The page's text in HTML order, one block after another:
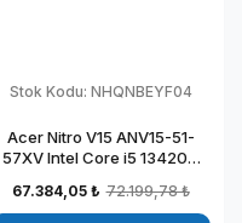
Stok Kodu: NHQNBEYF04
Acer Nitro V15 ANV15-51-
57XV Intel Core i5 13420H
RTX4050-6GB Freedos 15.6"
67.384,05 ₺ 72.199,78 ₺